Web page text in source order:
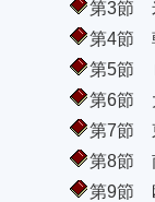
第3節
第4節
第5節
第6節
第7節
第8節
第9節